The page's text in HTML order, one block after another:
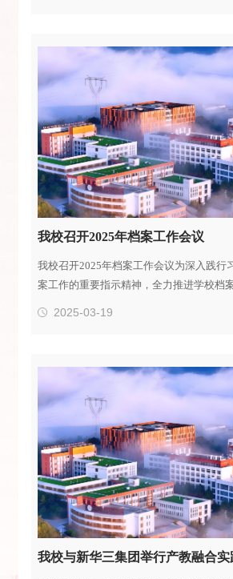
等陪同下，彭明兴一行首先参观了企业展
传视频，详细了解公司发展历程、核心业
会上，彭明兴首先介绍了学校和学院的基
我校召开2025年档案工作会议
我校召开2025年档案工作会议为深入践行
案工作的重要指示精神，全力推进学校档
副主任应海燕主持，她对2024 年全校档
进行了简要介绍，布...
2025-03-19
我校与新华三集团举行产教融合